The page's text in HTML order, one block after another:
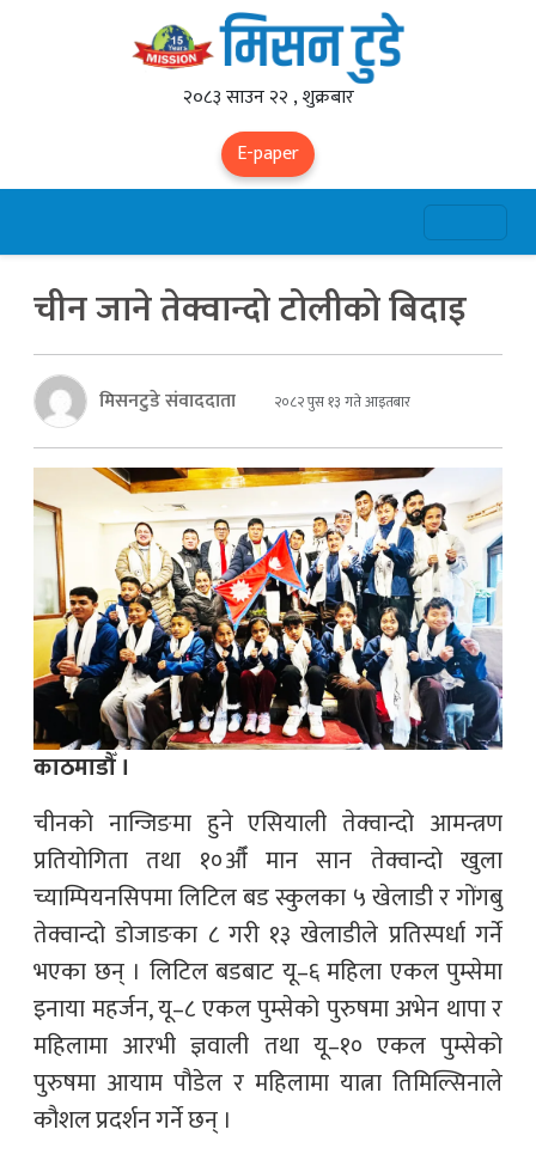
२०८३ साउन २२ , शुक्रबार
E-paper
चीन जाने तेक्वान्दो टोलीको बिदाइ
मिसनटुडे संवाददाता २०८२ पुस १३ गते आइतबार
काठमाडौँ ।
चीनको नान्जिङमा हुने एसियाली तेक्वान्दो आमन्त्रण
प्रतियोगिता तथा १०औँ मान सान तेक्वान्दो खुला
च्याम्पियनसिपमा लिटिल बड स्कुलका ५ खेलाडी र गोंगबु
तेक्वान्दो डोजाङका ८ गरी १३ खेलाडीले प्रतिस्पर्धा गर्ने
भएका छन् । लिटिल बडबाट यू–६ महिला एकल पुम्सेमा
इनाया महर्जन, यू–८ एकल पुम्सेको पुरुषमा अभेन थापा र
महिलामा आरभी ज्ञवाली तथा यू–१० एकल पुम्सेको
पुरुषमा आयाम पौडेल र महिलामा यात्ना तिमिल्सिनाले
कौशल प्रदर्शन गर्ने छन् ।